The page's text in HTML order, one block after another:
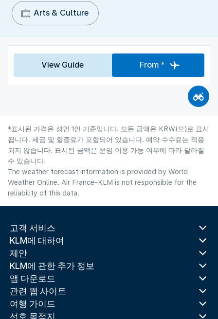
Arts & Culture
View Guide From *
*표시된 가격은 성인 1인 기준입니다. 모든 금액은 KRW(으)로 표시
됩니다. 세금 및 할증료가 포함되어 있습니다. 예약 수수료는 적용
되지 않습니다. 표시된 금액은 운임 이용 가능 여부에 따라 달라질
수 있습니다.
The weather forecast information is provided by World
Weather Online. Air France-KLM is not responsible for the
reliability of this data.
고객 서비스
KLM에 대하여
제안
KLM에 관한 추가 정보
앱 다운로드
관련 웹 사이트
여행 가이드
선호 목적지